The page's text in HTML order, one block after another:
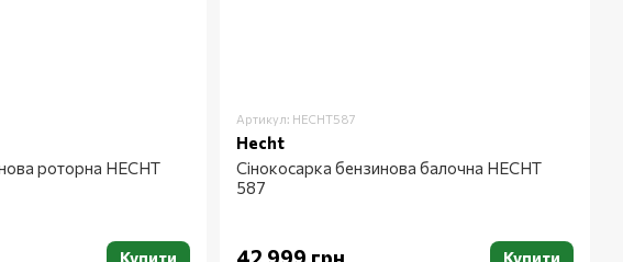
роторна HECHT
Купити
Артикул: HECHT587
Hecht
Сінокосарка бензинова балочна HECHT
587
Купити